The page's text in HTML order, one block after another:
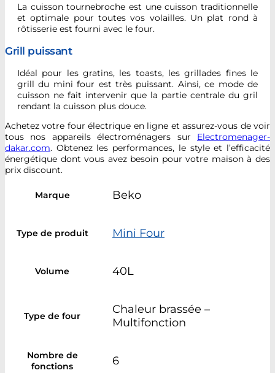
La cuisson tournebroche est une cuisson traditionnelle
et optimale pour toutes vos volailles. Un plat rond à
rôtisserie est fourni avec le four.
Grill puissant
Idéal pour les gratins, les toasts, les grillades fines le
grill du mini four est très puissant. Ainsi, ce mode de
cuisson ne fait intervenir que la partie centrale du gril
rendant la cuisson plus douce.
Achetez votre four électrique en ligne et assurez-vous de voir
tous nos appareils électroménagers sur Electromenager-
dakar.com. Obtenez les performances, le style et l’efficacité
énergétique dont vous avez besoin pour votre maison à des
prix discount.
Marque Beko
Type de produit Mini Four
Volume 40L
Type de four
Chaleur brassée –
Multifonction
Nombre de
fonctions
6